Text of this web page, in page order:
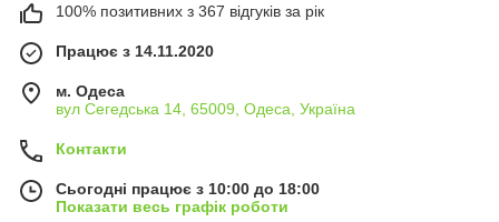
100% позитивних з 367 відгуків за рік
Працює з 14.11.2020
м. Одеса
вул Сегедська 14, 65009, Одеса, Україна
Контакти
Сьогодні працює з 10:00 до 18:00
Показати весь графік роботи